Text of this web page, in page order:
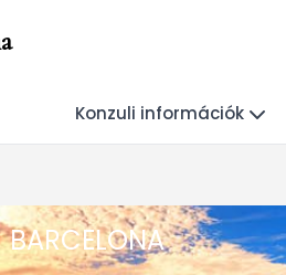
Konzuli információk
BARCELONA